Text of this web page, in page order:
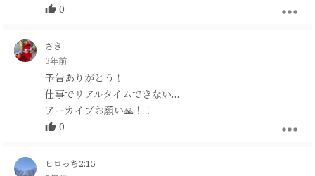
0
さき
3年前
予告ありがとう！
仕事でリアルタイムできない…
アーカイブお願い🙏！！
0
ヒロっち2:15